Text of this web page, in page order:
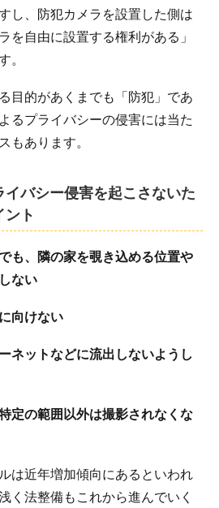
し、防犯カメラを設置した側は
を自由に設置する権利がある」
。
目的があくまでも「防犯」であ
るプライバシーの侵害には当た
もあります。
イバシー侵害を起こさないた
ント
も、隣の家を覗き込める位置や
ない
向けない
ネットなどに流出しないようし
定の範囲以外は撮影されなくな
は近年増加傾向にあるといわれ
く法整備もこれから進んでいく